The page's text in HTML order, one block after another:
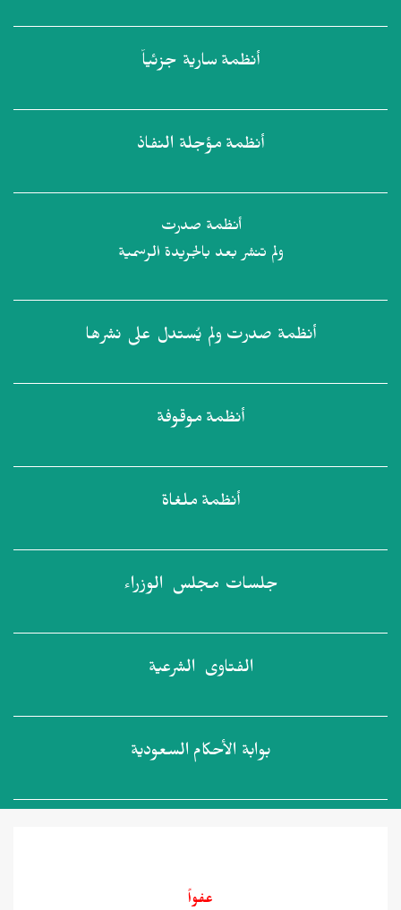
أنظمة سارية جزئياً
أنظمة مؤجلة النفاذ
أنظمة صدرت
ولم تنشر بعد بالجريدة الرسمية
أنظمة صدرت ولم يُستدل على نشرها
أنظمة موقوفة
أنظمة ملغاة
جلسات مجلس الوزراء
الفتاوى الشرعية
بوابة الأحكام السعودية
عفواً